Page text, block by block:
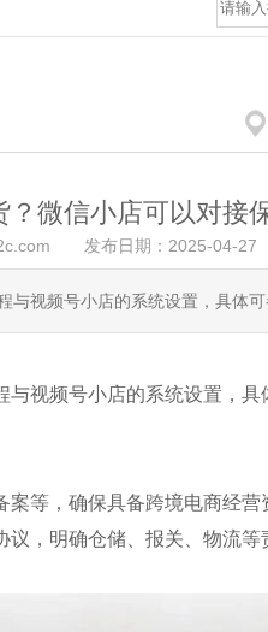
微信小店可以对接
发布日期：2025-04-
视频号小店的系统设置，具体
视频号小店的系统设置，具
等，确保具备跨境电商经营
，明确仓储、报关、物流等